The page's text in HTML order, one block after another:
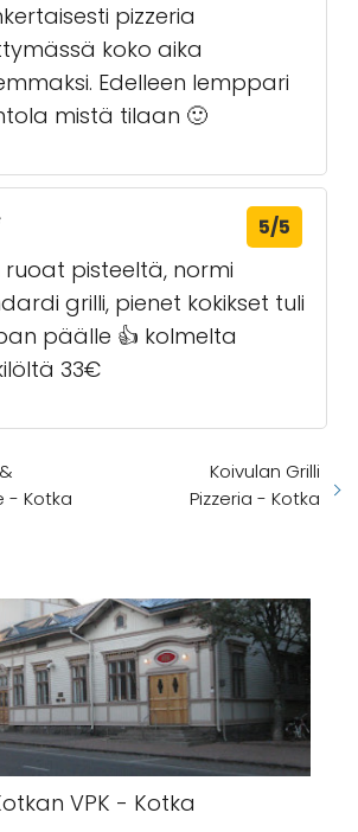
pizzeria
koko aika
Edelleen lemppari
mistä tilaan 🙂
5/5
ruoat pisteeltä, normi
grilli, pienet kokikset tuli
päälle 👍 kolmelta
33€
- Kotka
Koivulan Grilli
Pizzeria - Kotka
VPK - Kotka